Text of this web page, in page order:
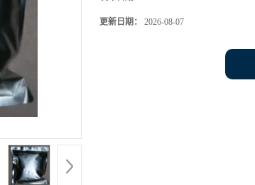
更新日期： 2026-08-07